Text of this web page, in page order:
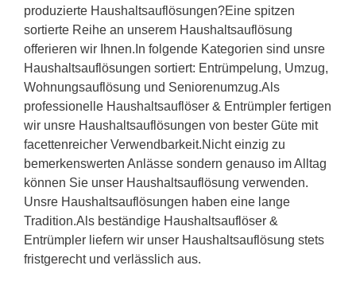
produzierte Haushaltsauflösungen?Eine spitzen
sortierte Reihe an unserem Haushaltsauflösung
offerieren wir Ihnen.In folgende Kategorien sind unsre
Haushaltsauflösungen sortiert: Entrümpelung, Umzug,
Wohnungsauflösung und Seniorenumzug.Als
professionelle Haushaltsauflöser & Entrümpler fertigen
wir unsre Haushaltsauflösungen von bester Güte mit
facettenreicher Verwendbarkeit.Nicht einzig zu
bemerkenswerten Anlässe sondern genauso im Alltag
können Sie unser Haushaltsauflösung verwenden.
Unsre Haushaltsauflösungen haben eine lange
Tradition.Als beständige Haushaltsauflöser &
Entrümpler liefern wir unser Haushaltsauflösung stets
fristgerecht und verlässlich aus.